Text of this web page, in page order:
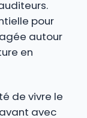
pour
autour
en
de vivre le
avec